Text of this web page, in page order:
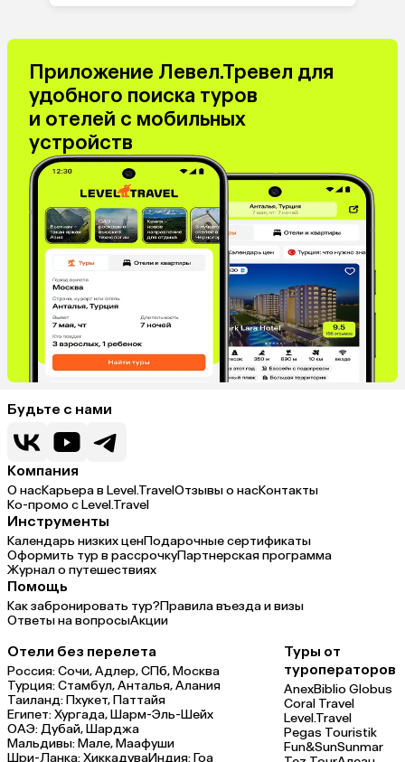
Приложение Левел.Тревел для
удобного поиска туров
и отелей с мобильных
устройств
Будьте с нами
Компания
О насКарьера в Level.TravelОтзывы о насКонтакты
Ко-промо с Level.Travel
Инструменты
Календарь низких ценПодарочные сертификаты
Оформить тур в рассрочкуПартнерская программа
Журнал о путешествиях
Помощь
Как забронировать тур?Правила въезда и визы
Ответы на вопросыАкции
Отели без перелета
Россия:Сочи,Адлер,СПб,Москва
Турция:Стамбул,Анталья,Алания
Таиланд:Пхукет,Паттайя
Египет:Хургада,Шарм-Эль-Шейх
ОАЭ:Дубай,Шарджа
Мальдивы:Мале,Маафуши
Шри-Ланка:ХиккадуваИндия:Гоа
Туры от
туроператоров
AnexBiblio Globus
Coral Travel
Level.Travel
Pegas Touristik
Fun&SunSunmar